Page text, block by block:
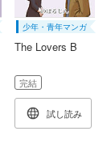
少年・青年マンガ
The Lovers B
完結
試し読み